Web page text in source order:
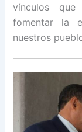
vínculos
fomentar la
nuestros